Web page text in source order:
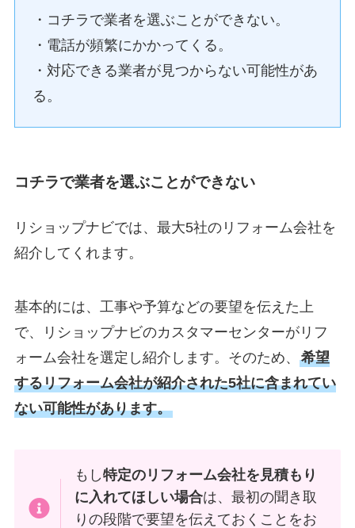
・コチラで業者を選ぶことができない。
・電話が頻繁にかかってくる。
・対応できる業者が見つからない可能性があ
る。
コチラで業者を選ぶことができない
リショップナビでは、最大5社のリフォーム会社を
紹介してくれます。
基本的には、工事や予算などの要望を伝えた上
で、リショップナビのカスタマーセンターがリフ
ォーム会社を選定し紹介します。そのため、 希望
するリフォーム会社が紹介された5社に含まれてい
ない可能性があります。
もし特定のリフォーム会社を見積もり
に入れてほしい場合は、最初の聞き取
りの段階で要望を伝えておくことをお